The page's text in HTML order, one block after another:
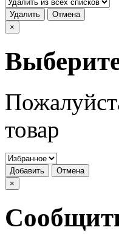
Удалить
Отмена
×
товар
Добавить
Отмена
×